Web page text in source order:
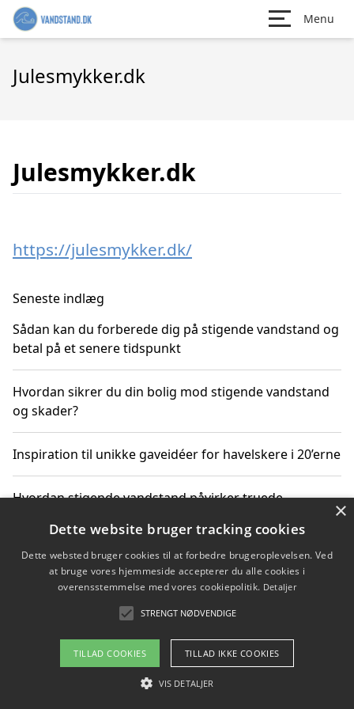
Menu
Julesmykker.dk
Julesmykker.dk
https://julesmykker.dk/
Seneste indlæg
Sådan kan du forberede dig på stigende vandstand og
betal på et senere tidspunkt
Hvordan sikrer du din bolig mod stigende vandstand
og skader?
Inspiration til unikke gaveidéer for havelskere i 20’erne
Hvordan stigende vandstand påvirker truede
Sådan vælger du de bedste vandrerygsække til
vandreture i Danmark
Copyright 2026 - Pilanto Aps
Om / kontakt
×
Dette website bruger tracking cookies
Dette websted bruger cookies til at forbedre brugeroplevelsen. Ved
at bruge vores hjemmeside accepterer du alle cookies i
overensstemmelse med vores cookiepolitik. Detaljer
STRENGT NØDVENDIGE
TILLAD COOKIES TILLAD IKKE COOKIES
VIS DETALJER